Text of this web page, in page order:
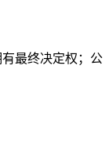
最终决定权；公